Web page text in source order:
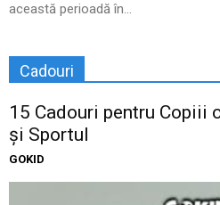
această perioadă în...
Cadouri
15 Cadouri pentru Copiii
și Sportul
GOKID